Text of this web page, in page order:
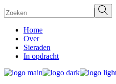
Skip
to
content
Search
Home
Over
Sieraden
In opdracht